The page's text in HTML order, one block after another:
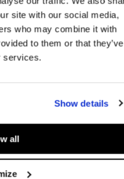
site with our social media,
who may combine it with
to them or that they’ve
services.
Show details
all
PANIER